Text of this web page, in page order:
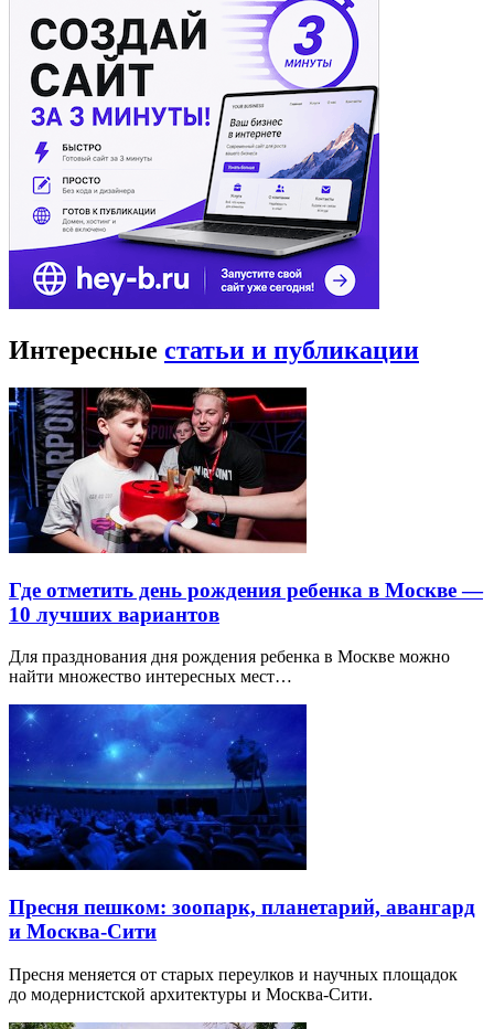
Интересные статьи и публикации
Где отметить день рождения ребенка в Москве —
10 лучших вариантов
Для празднования дня рождения ребенка в Москве можно
найти множество интересных мест…
Пресня пешком: зоопарк, планетарий, авангард
и Москва-Сити
Пресня меняется от старых переулков и научных площадок
до модернистской архитектуры и Москва-Сити.